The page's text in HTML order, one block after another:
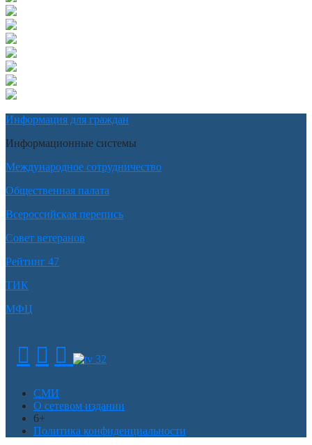
Информация для граждан
Информационные системы
Международное сотрудничество
Общественная палата
Всероссийская перепись
Совет ветеранов
Рейтинг 47
ТИК
МФЦ
СМИ
О сетевом издании
6+
Политика конфиденциальности